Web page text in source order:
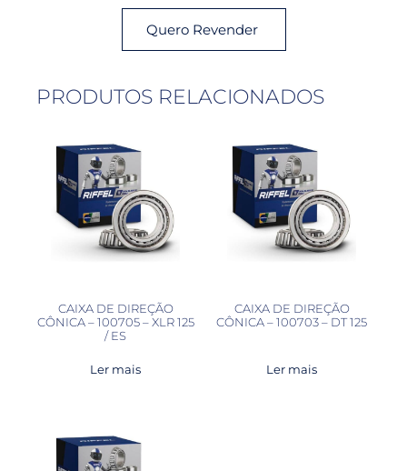
Quero Revender
PRODUTOS RELACIONADOS
CAIXA DE DIREÇÃO
CÔNICA – 100705 – XLR 125
/ ES
Ler mais
CAIXA DE DIREÇÃO
CÔNICA – 100703 – DT 125
Ler mais